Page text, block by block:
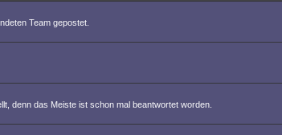
Team gepostet.
denn das Meiste ist schon mal beantwortet worden.